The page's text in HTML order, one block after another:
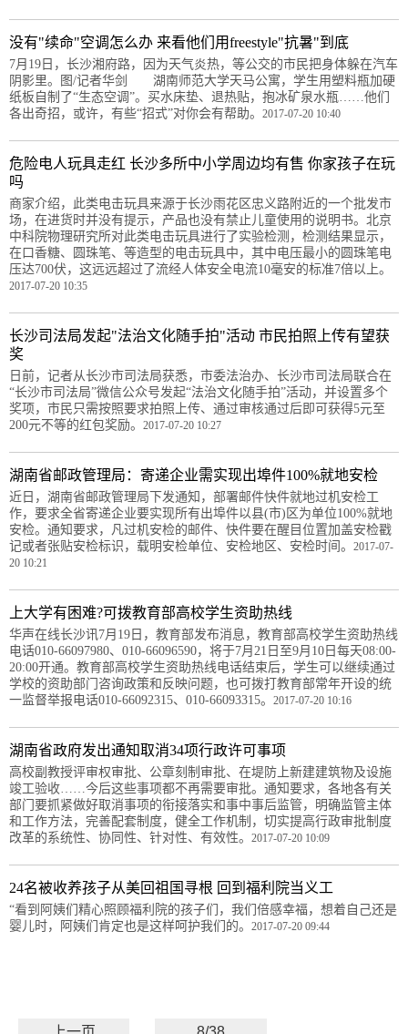
没有"续命"空调怎么办 来看他们用freestyle"抗暑"到底
7月19日，长沙湘府路，因为天气炎热，等公交的市民把身体躲在汽车
阴影里。图/记者华剑 湖南师范大学天马公寓，学生用塑料瓶加硬
纸板自制了“生态空调”。买水床垫、退热贴，抱冰矿泉水瓶……他们
各出奇招，或许，有些“招式”对你会有帮助。 2017-07-20 10:40
危险电人玩具走红 长沙多所中小学周边均有售 你家孩子在玩
吗
商家介绍，此类电击玩具来源于长沙雨花区忠义路附近的一个批发市
场，在进货时并没有提示，产品也没有禁止儿童使用的说明书。北京
中科院物理研究所对此类电击玩具进行了实验检测，检测结果显示，
在口香糖、圆珠笔、等造型的电击玩具中，其中电压最小的圆珠笔电
压达700伏，这远远超过了流经人体安全电流10毫安的标准7倍以上。
2017-07-20 10:35
长沙司法局发起"法治文化随手拍"活动 市民拍照上传有望获
奖
日前，记者从长沙市司法局获悉，市委法治办、长沙市司法局联合在
“长沙市司法局”微信公众号发起“法治文化随手拍”活动，并设置多个
奖项，市民只需按照要求拍照上传、通过审核通过后即可获得5元至
200元不等的红包奖励。 2017-07-20 10:27
湖南省邮政管理局：寄递企业需实现出埠件100%就地安检
近日，湖南省邮政管理局下发通知，部署邮件快件就地过机安检工
作，要求全省寄递企业要实现所有出埠件以县(市)区为单位100%就地
安检。通知要求，凡过机安检的邮件、快件要在醒目位置加盖安检戳
记或者张贴安检标识，载明安检单位、安检地区、安检时间。 2017-07-
20 10:21
上大学有困难?可拨教育部高校学生资助热线
华声在线长沙讯7月19日，教育部发布消息，教育部高校学生资助热线
电话010-66097980、010-66096590，将于7月21日至9月10日每天08:00-
20:00开通。教育部高校学生资助热线电话结束后，学生可以继续通过
学校的资助部门咨询政策和反映问题，也可拨打教育部常年开设的统
一监督举报电话010-66092315、010-66093315。 2017-07-20 10:16
湖南省政府发出通知取消34项行政许可事项
高校副教授评审权审批、公章刻制审批、在堤防上新建建筑物及设施
竣工验收……今后这些事项都不再需要审批。通知要求，各地各有关
部门要抓紧做好取消事项的衔接落实和事中事后监管，明确监管主体
和工作方法，完善配套制度，健全工作机制，切实提高行政审批制度
改革的系统性、协同性、针对性、有效性。 2017-07-20 10:09
24名被收养孩子从美回祖国寻根 回到福利院当义工
“看到阿姨们精心照顾福利院的孩子们，我们倍感幸福，想着自己还是
婴儿时，阿姨们肯定也是这样呵护我们的。 2017-07-20 09:44